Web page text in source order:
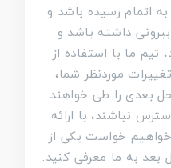
اتمام رسیده باشد و
داشته باشد و
ما با استفاده از
موردنظر شما،
بعدی را طی خواهند
نباشند، با ارائه
خواست یکی از
بعد به ما معرفی کنید.